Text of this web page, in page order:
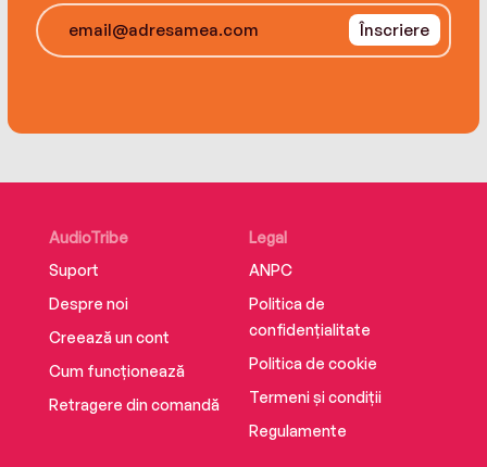
Înscriere
AudioTribe
Suport
Despre noi
Creează un cont
Cum funcționează
Retragere din comandă
Legal
ANPC
Politica de
confidențialitate
Politica de cookie
Termeni și condiții
Regulamente